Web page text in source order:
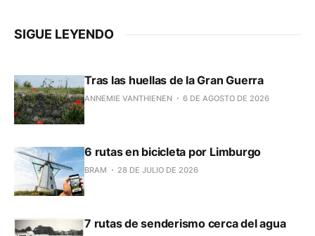
SIGUE LEYENDO
Tras las huellas de la Gran Guerra
ANNEMIE VANTHIENEN 6 DE AGOSTO DE 2026
6 rutas en bicicleta por Limburgo
BRAM 28 DE JULIO DE 2026
7 rutas de senderismo cerca del agua